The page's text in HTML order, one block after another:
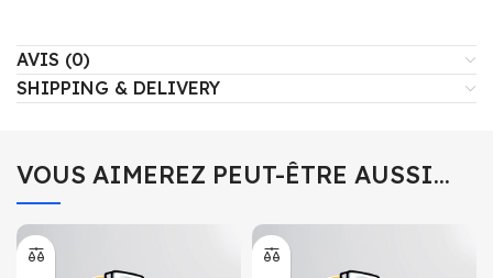
AVIS (0)
SHIPPING & DELIVERY
VOUS AIMEREZ PEUT-ÊTRE AUSSI…